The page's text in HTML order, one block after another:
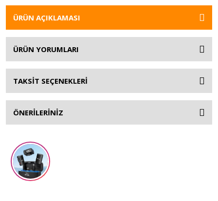
ÜRÜN AÇIKLAMASI
ÜRÜN YORUMLARI
TAKSİT SEÇENEKLERİ
ÖNERİLERİNİZ